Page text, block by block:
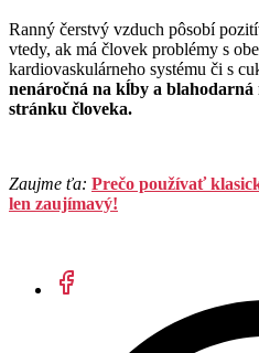
Ranný čerstvý vzduch pôsobí
vtedy, ak má človek problémy s
kardiovaskulárneho systému či s
nenáročná na kĺby a
stránku človeka.
Zaujme ťa: Prečo používať
len zaujímavý!